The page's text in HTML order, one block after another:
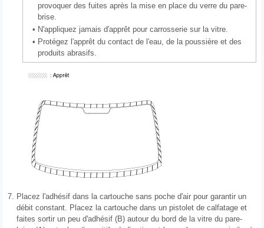
provoquer des fuites après la mise en place du verre du pare-
brise.
• N'appliquez jamais d′apprêt pour carrosserie sur la vitre.
• Protégez l′apprêt du contact de l′eau, de la poussière et des
produits abrasifs.
7. Placez l'adhésif dans la cartouche sans poche d'air pour garantir un
débit constant. Placez la cartouche dans un pistolet de calfatage et
faites sortir un peu d'adhésif (B) autour du bord de la vitre du pare-